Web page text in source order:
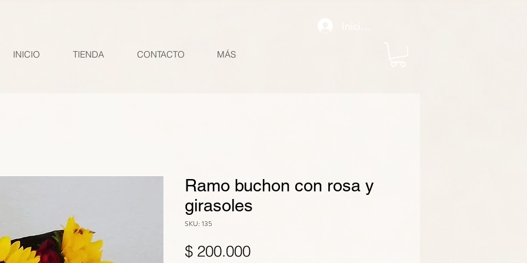
INICIO TIENDA CONTACTO MÁS
Ramo buchon con rosa y
girasoles
SKU: 135
$ 200.000Precio